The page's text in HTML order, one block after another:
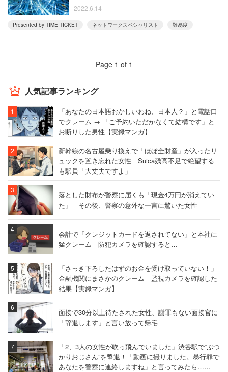
2022.6.14
Presented by TIME TICKET ネットワークスペシャリスト 難易度
Page 1 of 1
人気記事ランキング
「あなたの日本語おかしいわね、日本人？」と電話口
でクレーム → 「ご予約いただかなくて結構です」と
お断りした男性【実録マンガ】
新幹線の名古屋乗り換えで「ほぼ全財産」が入ったリ
ュックを置き忘れた女性 Suica残高不足で絶望する
も駅員「大丈夫ですよ」
落とした財布が警察に届くも「現金4万円が消えてい
た」 その後、警察の意外な一言に驚いた女性
会計で「クレジットカードを返されてない」と本社に
猛クレーム 防犯カメラを確認すると…
「さっき下ろしたはずのお金を受け取っていない！」
金融機関にまさかのクレーム 監視カメラを確認した
結果【実録マンガ】
面接で30分以上待たされた女性、謝罪もない面接官に
「辞退します」と言い放って帰宅
「2、3人の女性が吹っ飛んでいました」渋谷駅で“ぶつ
かりおじさん”を撃退！「動画に撮りました。暴行罪で
あなたを警察に連絡しますね」と言ってみたら……